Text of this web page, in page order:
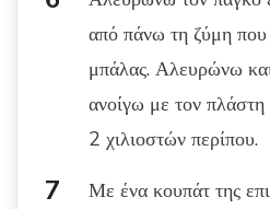
από πάνω τη ζύμη
μπάλας. Αλευρώνω
ανοίγω με τον
2 χιλιοστών περίπου.
Με ένα κουπάτ της